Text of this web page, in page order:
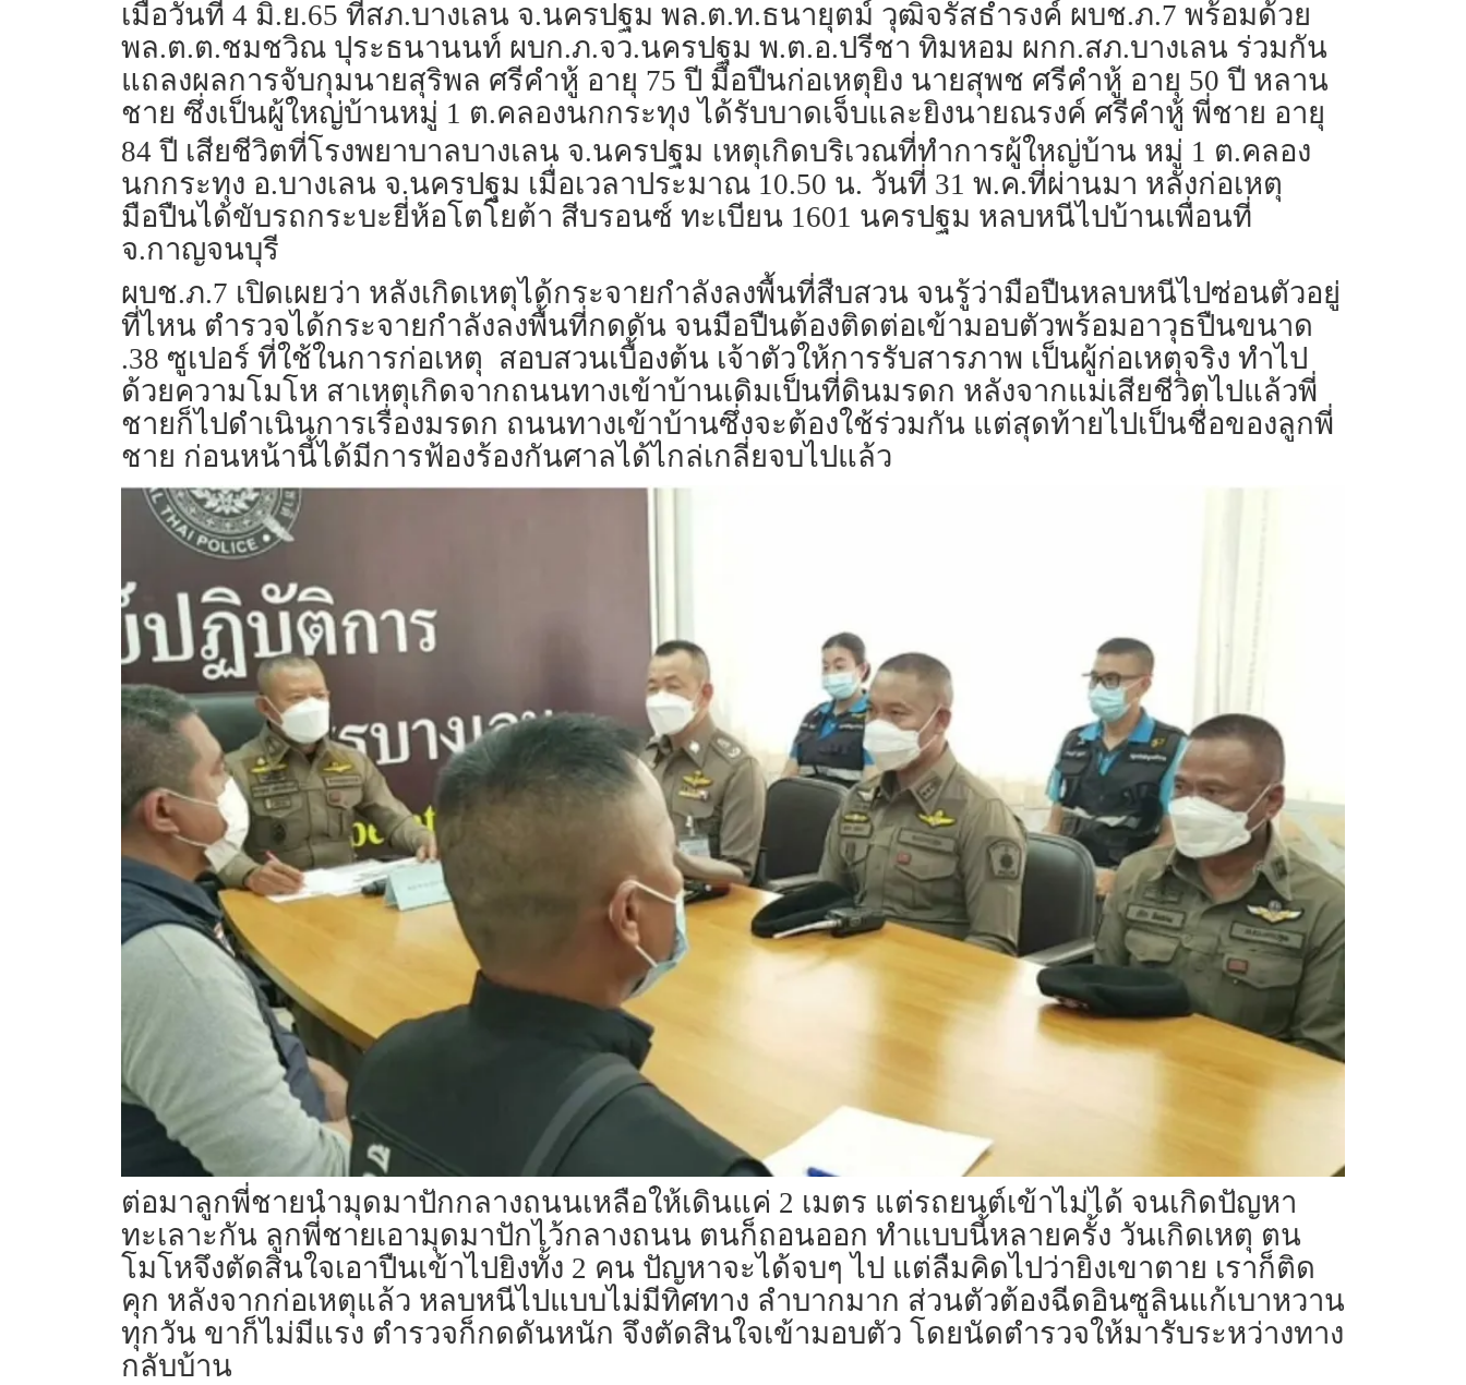
เมื่อวันที่ 4 มิ.ย.65 ที่สภ.บางเลน จ.นครปฐม พล.ต.ท.ธนายุตม์ วุฒิจรัสธำรงค์ ผบช.ภ.7 พร้อมด้วย
พล.ต.ต.ชมชวิณ ปุระธนานนท์ ผบก.ภ.จว.นครปฐม พ.ต.อ.ปรีชา ทิมหอม ผกก.สภ.บางเลน ร่วมกัน
แถลงผลการจับกุมนายสุริพล ศรีคำหู้ อายุ 75 ปี มือปืนก่อเหตุยิง นายสุพช ศรีคำหู้ อายุ 50 ปี หลาน
ชาย ซึ่งเป็นผู้ใหญ่บ้านหมู่ 1 ต.คลองนกกระทุง ได้รับบาดเจ็บและยิงนายณรงค์ ศรีคำหู้ พี่ชาย อายุ
84 ปี เสียชีวิตที่โรงพยาบาลบางเลน จ.นครปฐม เหตุเกิดบริเวณที่ทำการผู้ใหญ่บ้าน หมู่ 1 ต.คลอง
นกกระทุง อ.บางเลน จ.นครปฐม เมื่อเวลาประมาณ 10.50 น. วันที่ 31 พ.ค.ที่ผ่านมา หลังก่อเหตุ
มือปืนได้ขับรถกระบะยี่ห้อโตโยต้า สีบรอนซ์ ทะเบียน 1601 นครปฐม หลบหนีไปบ้านเพื่อนที่
จ.กาญจนบุรี
ผบช.ภ.7 เปิดเผยว่า หลังเกิดเหตุได้กระจายกำลังลงพื้นที่สืบสวน จนรู้ว่ามือปืนหลบหนีไปซ่อนตัวอยู่
ที่ไหน ตำรวจได้กระจายกำลังลงพื้นที่กดดัน จนมือปืนต้องติดต่อเข้ามอบตัวพร้อมอาวุธปืนขนาด
.38 ซูเปอร์ ที่ใช้ในการก่อเหตุ สอบสวนเบื้องต้น เจ้าตัวให้การรับสารภาพ เป็นผู้ก่อเหตุจริง ทำไป
ด้วยความโมโห สาเหตุเกิดจากถนนทางเข้าบ้านเดิมเป็นที่ดินมรดก หลังจากแม่เสียชีวิตไปแล้วพี่
ชายก็ไปดำเนินการเรื่องมรดก ถนนทางเข้าบ้านซึ่งจะต้องใช้ร่วมกัน แต่สุดท้ายไปเป็นชื่อของลูกพี่
ชาย ก่อนหน้านี้ได้มีการฟ้องร้องกันศาลได้ไกล่เกลี่ยจบไปแล้ว
ต่อมาลูกพี่ชายนำมุดมาปักกลางถนนเหลือให้เดินแค่ 2 เมตร แต่รถยนต์เข้าไม่ได้ จนเกิดปัญหา
ทะเลาะกัน ลูกพี่ชายเอามุดมาปักไว้กลางถนน ตนก็ถอนออก ทำแบบนี้หลายครั้ง วันเกิดเหตุ ตน
โมโหจึงตัดสินใจเอาปืนเข้าไปยิงทั้ง 2 คน ปัญหาจะได้จบๆ ไป แต่ลืมคิดไปว่ายิงเขาตาย เราก็ติด
คุก หลังจากก่อเหตุแล้ว หลบหนีไปแบบไม่มีทิศทาง ลำบากมาก ส่วนตัวต้องฉีดอินซูลินแก้เบาหวาน
ทุกวัน ขาก็ไม่มีแรง ตำรวจก็กดดันหนัก จึงตัดสินใจเข้ามอบตัว โดยนัดตำรวจให้มารับระหว่างทาง
กลับบ้าน